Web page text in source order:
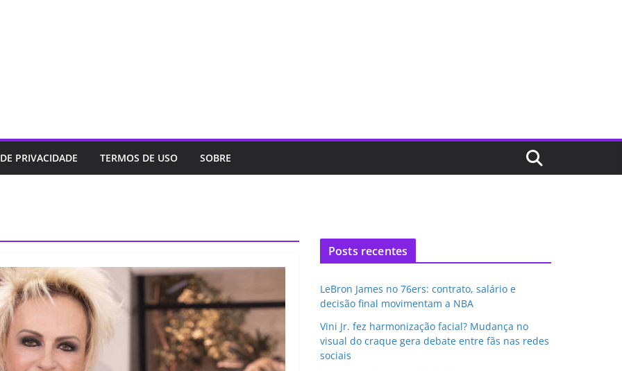
PRIVACIDADE TERMOS DE USO SOBRE
Posts recentes
LeBron James no 76ers: contrato, salário e
decisão final movimentam a NBA
Vini Jr. fez harmonização facial? Mudança no
visual do craque gera debate entre fãs nas redes
sociais